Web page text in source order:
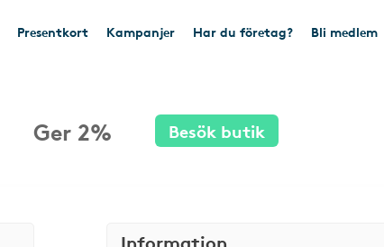
Presentkort Kampanjer Har du företag? Bli medlem
Ger 2% Besök butik
Information